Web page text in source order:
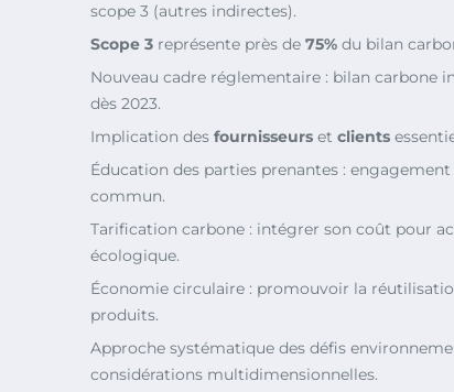
scope 3 (autres indirectes).
Scope 3 représente près de 75% du bilan
Nouveau cadre réglementaire : bilan carbone
dès 2023.
Implication des fournisseurs et clients
Éducation des parties prenantes :
commun.
Tarification carbone : intégrer son coût pour
écologique.
Économie circulaire : promouvoir la
produits.
Approche systématique des défis
considérations multidimensionnelles.